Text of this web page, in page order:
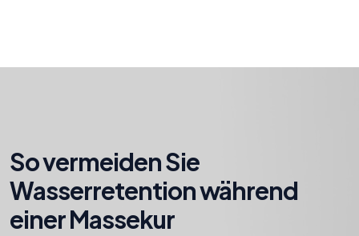
So vermeiden Sie
Wasserretention während
einer Massekur